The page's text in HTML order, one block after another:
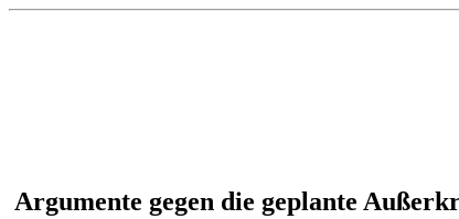
Argumente gegen die geplante